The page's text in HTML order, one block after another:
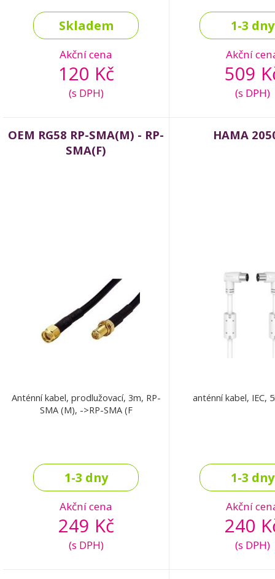
Skladem
Akční cena
120 Kč
(s DPH)
1-3 dny
Akční
509
(s DPH)
OEM RG58 RP-SMA(M) - RP-
SMA(F)
Anténní kabel, prodlužovací, 3m, RP-
SMA (M), ->RP-SMA (F
1-3 dny
Akční cena
249 Kč
(s DPH)
HAMA
anténní kabel, IEC,
1-3 dny
Akční
240
(s DPH)